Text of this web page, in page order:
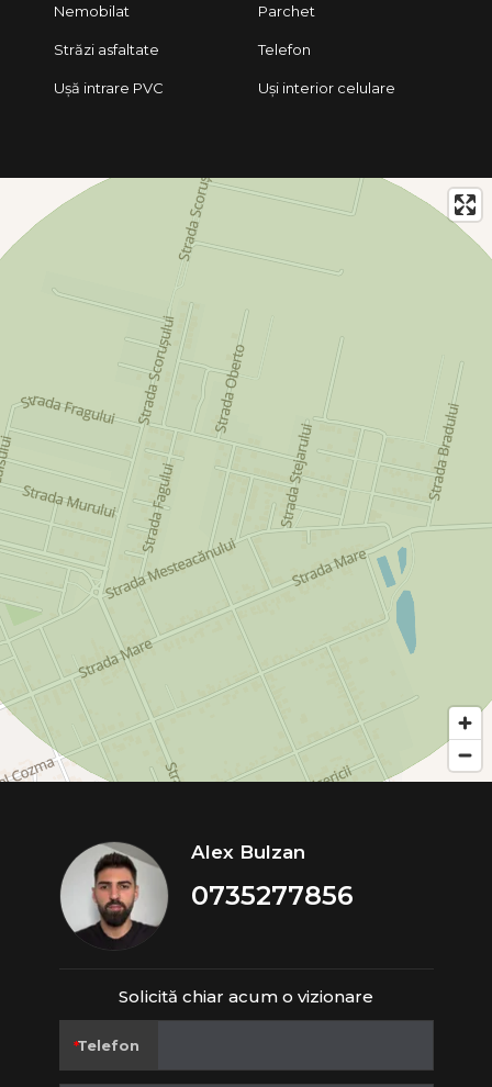
Nemobilat Parchet
Străzi asfaltate Telefon
Ușă intrare PVC Uși interior celulare
Alex Bulzan
0735277856
Solicită chiar acum o vizionare
Telefon